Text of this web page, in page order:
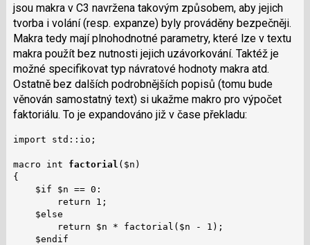
jsou makra v C3 navržena takovým způsobem, aby jejich
tvorba i volání (resp. expanze) byly prováděny bezpečněji.
Makra tedy mají plnohodnotné parametry, které lze v textu
makra použít bez nutnosti jejich uzávorkování. Taktéž je
možné specifikovat typ návratové hodnoty makra atd.
Ostatně bez dalších podrobnějších popisů (tomu bude
věnován samostatný text) si ukažme makro pro výpočet
faktoriálu. To je expandováno již v čase překladu:
import std::io;
macro int factorial ($n)
{
    $if $n == 0:
        return 1;
    $else
        return $n * factorial($n - 1);
    $endif